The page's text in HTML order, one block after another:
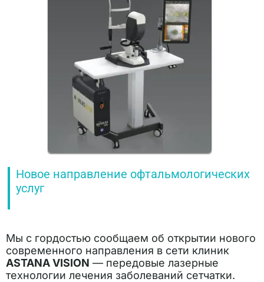
Новое направление офтальмологических
услуг
Мы с гордостью сообщаем об открытии нового
современного направления в сети клиник
ASTANA VISION — передовые лазерные
технологии лечения заболеваний сетчатки.